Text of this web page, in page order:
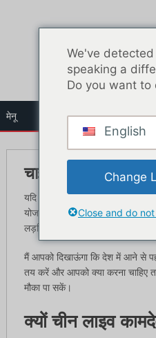
मेनू
चाइना लव क्यूपिड समीक्षा
यदि आप छुट्टियों या व्यावसायिक
योजना बना रहे हैं, तो इस लेख में मैं
लड़कियों से कैसे मिल सकते हैं जो
मैं आपको दिखाऊंगा कि देश में आने से
तय करें और आपको क्या करना चाहिए
मौका पा सकें।
क्यों चीन लाइव
We've
speaking a
Do you want to
English
Change
Close and do